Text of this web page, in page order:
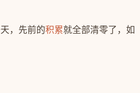
，先前的积累就全部清零了，如